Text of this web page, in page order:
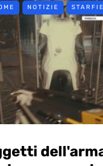
NOTIZIE